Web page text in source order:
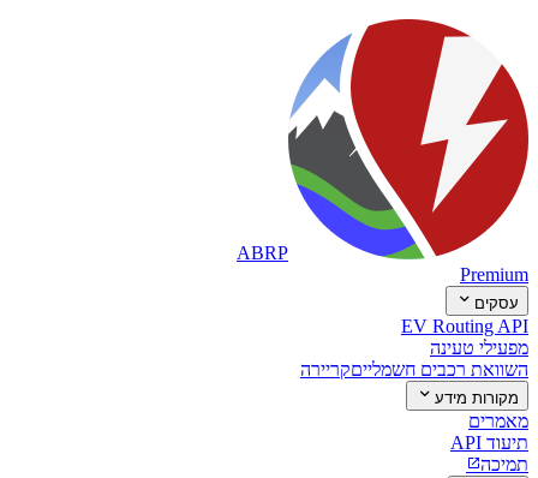
ABRP
Premium
עסקים 
EV Routing API
מפעילי טעינה
השוואת רכבים חשמלייםקריירה
מקורות מידע 
מאמרים
תיעוד API
תמיכה